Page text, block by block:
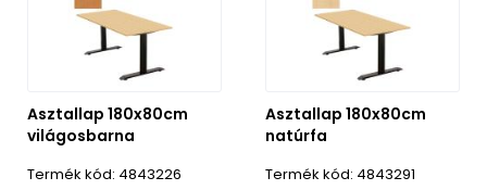
Asztallap 180x80cm
világosbarna
4843226
Asztallap 180x80cm
natúrfa
4843291